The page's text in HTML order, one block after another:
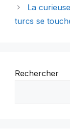
La
turcs se
Rechercher